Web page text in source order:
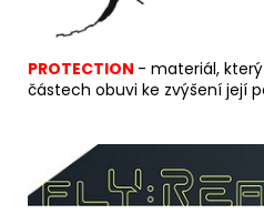
PROTECTION - materiál,
částech obuvi ke zvýšení její